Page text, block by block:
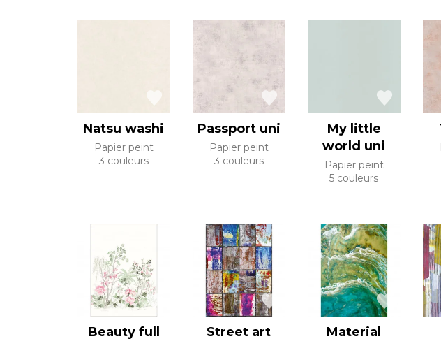
Natsu washi
Papier peint
3 couleurs
Passport uni
Papier peint
3 couleurs
My little
world uni
Papier peint
5 couleurs
Beauty full
Street art
Material